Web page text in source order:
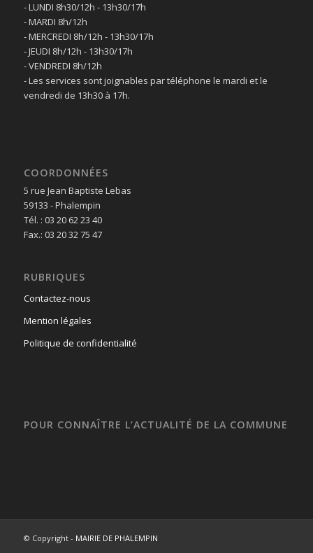
- LUNDI 8h30/12h - 13h30/17h
- MARDI 8h/12h
- MERCREDI 8h/12h - 13h30/17h
- JEUDI 8h/12h - 13h30/17h
- VENDREDI 8h/12h
- Les services sont joignables par téléphone le mardi et le
vendredi de 13h30 à 17h.
COORDONNÉES
5 rue Jean Baptiste Lebas
59133 - Phalempin
Tél. : 03 20 62 23 40
Fax.: 03 20 32 75 47
RUBRIQUES
Contactez-nous
Mention légales
Politique de confidentialité
POUR CONNAÎTRE L’ACTUALITÉ DE LA COMMUNE
© Copyright - MAIRIE DE PHALEMPIN